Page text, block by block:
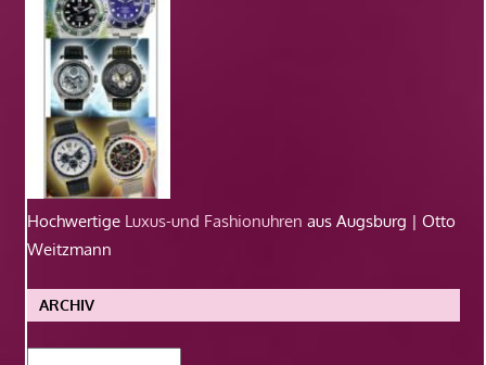
Hochwertige Luxus-und Fashionuhren aus Augsburg | Otto
Weitzmann
ARCHIV